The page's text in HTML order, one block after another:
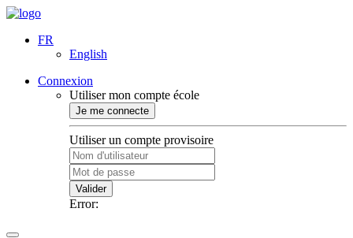
FR
English
Connexion
Utiliser mon compte école
Je me connecte
Utiliser un compte provisoire
Valider
Error: